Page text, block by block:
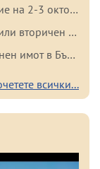
Наводнение на българското крайбрежие на 2-3 октомври 2025 г.: важни факти за купувачите
Какво да изберете: ново строителство или вторичен имот в България? Плюсове и минуси на всеки вариант
Най-бързо възвръщаемият инвестиционен имот в България
всички...